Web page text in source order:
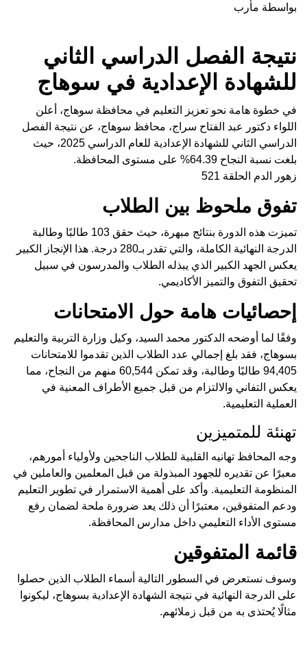
بواسطة مأرب
نتيجة الفصل الدراسي الثاني
للشهادة الإعدادية في سوهاج
في خطوة هامة نحو تعزيز التعليم في محافظة سوهاج، أعلن
اللواء دكتور عبد الفتاح سراج، محافظ سوهاج، عن نتيجة الفصل
الدراسي الثاني للشهادة الإعدادية للعام الدراسي 2025، حيث
بلغت نسبة النجاح 64.39% على مستوى المحافظة.
زهور الدم الحلقة 521
تفوق ملحوظ بين الطلاب
تميزت هذه الدورة بنتائج مبهرة، حيث حقق 103 طالبًا وطالبة
الدرجة النهائية الكاملة، والتي تقدر بـ280 درجة. هذا الإنجاز الكبير
يعكس الجهد الكبير الذي يبذله الطلاب والمدرسون في سبيل
تحقيق التفوق والتميز الأكاديمي.
إحصائيات هامة حول الامتحانات
وفقًا لما أوضحه الدكتور محمد السيد، وكيل وزارة التربية والتعليم
بسوهاج، فقد بلغ إجمالي عدد الطلاب الذين تقدموا للامتحانات
94,405 طالبًا وطالبة، وقد تمكن 60,544 منهم من النجاح، مما
يعكس التفاني والالتزام من قبل جميع الأطراف المعنية في
العملية التعليمية.
تهنئة للمتميزين
وجه المحافظ تهانيه القلبية للطلاب الناجحين ولأولياء أمورهم،
معبرًا عن تقديره للجهود المبذولة من قبل المعلمين والعاملين في
المنظومة التعليمية. وأكد على أهمية الاستمرار في تطوير التعليم
ودعم المتفوقين، معتبرًا أن ذلك يعد ضرورة ملحة لضمان رفع
مستوى الأداء التعليمي داخل مدارس المحافظة.
قائمة المتفوقين
وسوف نستعرض في السطور التالية أسماء الطلاب الذين حصلوا
على الدرجة النهائية في نتيجة الشهادة الإعدادية بسوهاج، ليكونوا
مثالًا يُحتذى به من قبل زملائهم.